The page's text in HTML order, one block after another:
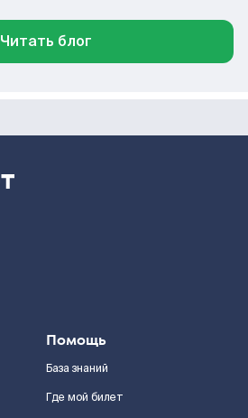
Читать блог
Помощь
База знаний
Где мой билет